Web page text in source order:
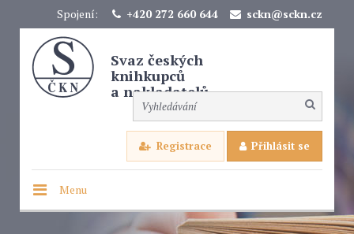
Spojení: +420 272 660 644 sckn@sckn.cz
Svaz českých
knihkupců
a nakladatelů
Registrace Přihlásit se
Menu